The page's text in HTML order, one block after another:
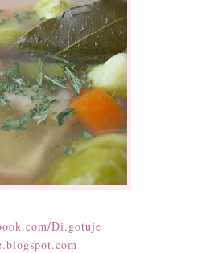
Di.gotuje